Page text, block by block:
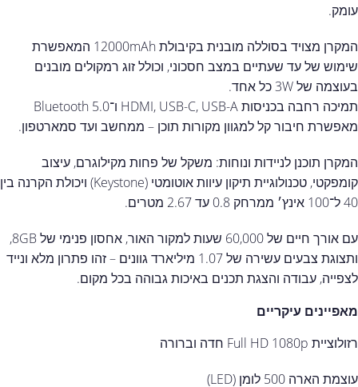
עומק.
המקרן מצויד בסוללה מובנית בקיבולת ‎12000mAh‎ המאפשרת
שימוש של עד שעתיים במצב חסכוני, וכולל זוג רמקולים מובנים
בעוצמה של ‎3W‎ כל אחד.
תמיכה רחבה בכניסות HDMI, USB-C, USB-A ו־Bluetooth 5.0
מאפשרת חיבור קל למגוון מקורות תוכן – ממחשב ועד סמארטפון.
המקרן תוכנן לניידות ונוחות: משקל של פחות מקילוגרם, עיצוב
קומפקטי, טכנולוגיית תיקון עיוות אוטומטי (Keystone) ויכולת הקרנה בין
‎40‎ ל־‎100‎ אינץ׳ ממרחק ‎0.8‎ עד ‎2.67‎ מטרים.
עם אורך חיים של ‎60,000‎ שעות למקור האור, אחסון פנימי של ‎8GB‎,
ותצוגת צבעים עשירה של ‎1.07‎ מיליארד גוונים – זהו פתרון מלא ונייד
לצפייה, עבודה והצגת תכנים באיכות גבוהה בכל מקום.
מאפיינים עיקריים
רזולוציית ‎Full HD 1080p‎ חדה וברורה
עוצמת הארה ‎500‎ לומן (LED)